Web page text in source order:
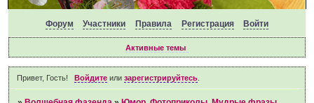
Форум Участники Правила Регистрация Войти
Активные темы
Привет, Гость! Войдитеили зарегистрируйтесь.